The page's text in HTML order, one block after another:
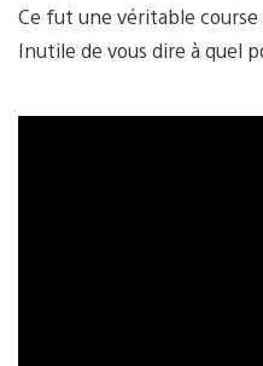
Ce fut une véritable course
Inutile de vous dire à quel